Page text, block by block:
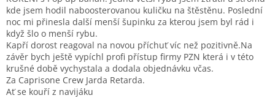
kde jsem hodil naboosterovanou kuličku na štěstěnu. Poslední
noc mi přinesla další menší šupinku za kterou jsem byl rád i
když šlo o menší rybu.
Kapří dorost reagoval na novou příchuť víc než pozitivně.Na
závěr bych ještě vypíchl profi přístup firmy PZN která i v této
krušné době vychystala a dodala objednávku včas.
Za Caprisone Crew Jarda Retarda.
Ať se kouří z navijáku